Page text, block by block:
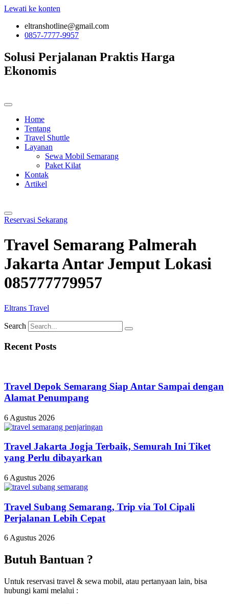
Lewati ke konten
eltranshotline@gmail.com
0857-7777-9957
Solusi Perjalanan Praktis Harga
Ekonomis
Home
Tentang
Travel Shuttle
Layanan
Sewa Mobil Semarang
Paket Kilat
Kontak
Artikel
Reservasi Sekarang
Travel Semarang Palmerah
Jakarta Antar Jemput Lokasi
085777779957
Eltrans Travel
Search
Recent Posts
Travel Depok Semarang Siap Antar Sampai dengan
Alamat Penumpang
6 Agustus 2026
Travel Jakarta Jogja Terbaik, Semurah Ini Tiket
yang Perlu dibayarkan
6 Agustus 2026
Travel Subang Semarang, Trip via Tol Cipali
Perjalanan Lebih Cepat
6 Agustus 2026
Butuh Bantuan ?
Untuk reservasi travel & sewa mobil, atau pertanyaan lain, bisa
hubungi kami melalui :